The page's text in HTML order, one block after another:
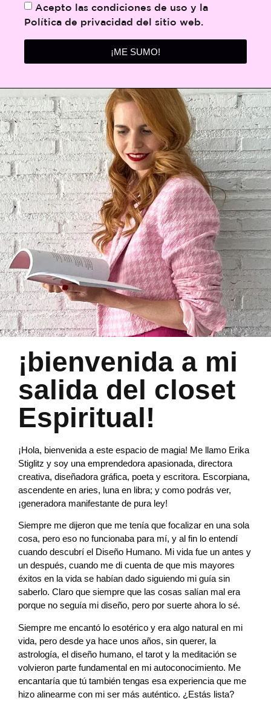
Acepto las condiciones de uso y la
Política de privacidad del sitio web.
¡ME SUMO!
¡bienvenida a mi
salida del closet
Espiritual!
¡Hola, bienvenida a este espacio de magia! Me llamo Erika
Stiglitz y soy una emprendedora apasionada, directora
creativa, diseñadora gráfica, poeta y escritora. Escorpiana,
ascendente en aries, luna en libra; y como podrás ver,
¡generadora manifestante de pura ley!
Siempre me dijeron que me tenía que focalizar en una sola
cosa, pero eso no funcionaba para mí, y al fin lo entendí
cuando descubrí el Diseño Humano. Mi vida fue un antes y
un después, cuando me di cuenta de que mis mayores
éxitos en la vida se habían dado siguiendo mi guía sin
saberlo. Claro que siempre que las cosas salían mal era
porque no seguía mi diseño, pero por suerte ahora lo sé.
Siempre me encantó lo esotérico y era algo natural en mi
vida, pero desde ya hace unos años, sin querer, la
astrología, el diseño humano, el tarot y la meditación se
volvieron parte fundamental en mi autoconocimiento. Me
encantaría que tú también tengas esa experiencia que me
hizo alinearme con mi ser más auténtico. ¿Estás lista?